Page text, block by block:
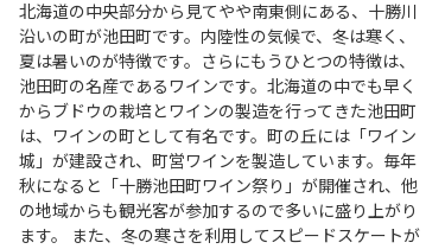
北海道の中央部分から見てやや南東側にある、十勝川
沿いの町が池田町です。内陸性の気候で、冬は寒く、
夏は暑いのが特徴です。さらにもうひとつの特徴は、
池田町の名産であるワインです。北海道の中でも早く
からブドウの栽培とワインの製造を行ってきた池田町
は、ワインの町として有名です。町の丘には「ワイン
城」が建設され、町営ワインを製造しています。毎年
秋になると「十勝池田町ワイン祭り」が開催され、他
の地域からも観光客が参加するので多いに盛り上がり
ます。 また、冬の寒さを利用してスピードスケートが